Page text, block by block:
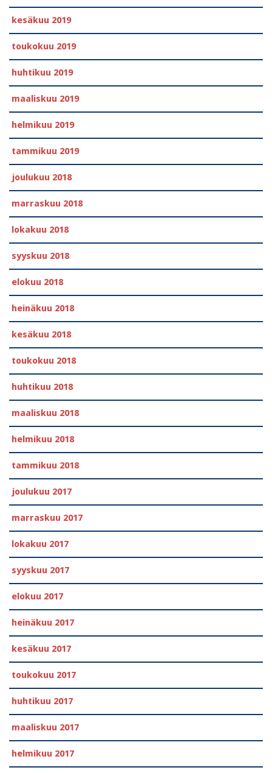
kesäkuu 2019
toukokuu 2019
huhtikuu 2019
maaliskuu 2019
helmikuu 2019
tammikuu 2019
joulukuu 2018
marraskuu 2018
lokakuu 2018
syyskuu 2018
elokuu 2018
heinäkuu 2018
kesäkuu 2018
toukokuu 2018
huhtikuu 2018
maaliskuu 2018
helmikuu 2018
tammikuu 2018
joulukuu 2017
marraskuu 2017
lokakuu 2017
syyskuu 2017
elokuu 2017
heinäkuu 2017
kesäkuu 2017
toukokuu 2017
huhtikuu 2017
maaliskuu 2017
helmikuu 2017